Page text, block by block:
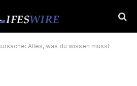
Alles, was du wissen musst